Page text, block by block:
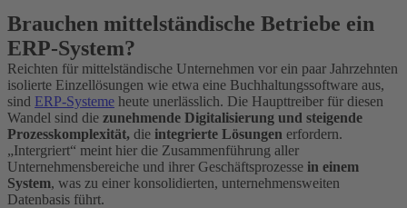
Brauchen mittelständische Betriebe ein
ERP-System?
Reichten für mittelständische Unternehmen vor ein paar Jahrzehnten
isolierte Einzellösungen wie etwa eine Buchhaltungssoftware aus,
sind ERP-Systeme heute unerlässlich. Die Haupttreiber für diesen
Wandel sind die zunehmende Digitalisierung und steigende
Prozesskomplexität, die integrierte Lösungen erfordern.
„Intergriert“ meint hier die Zusammenführung aller
Unternehmensbereiche und ihrer Geschäftsprozesse in einem
System, was zu einer konsolidierten, unternehmensweiten
Datenbasis führt.